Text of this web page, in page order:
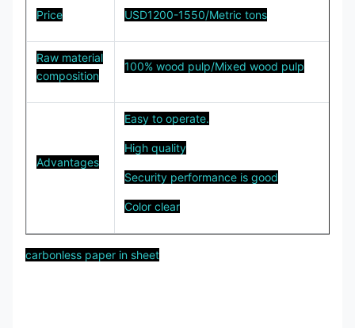
Price USD1200-1550/Metric tons
Raw material
composition
100% wood pulp/Mixed wood pulp
Advantages
Easy to operate.
High quality
Security performance is good
Color clear
carbonless paper in sheet